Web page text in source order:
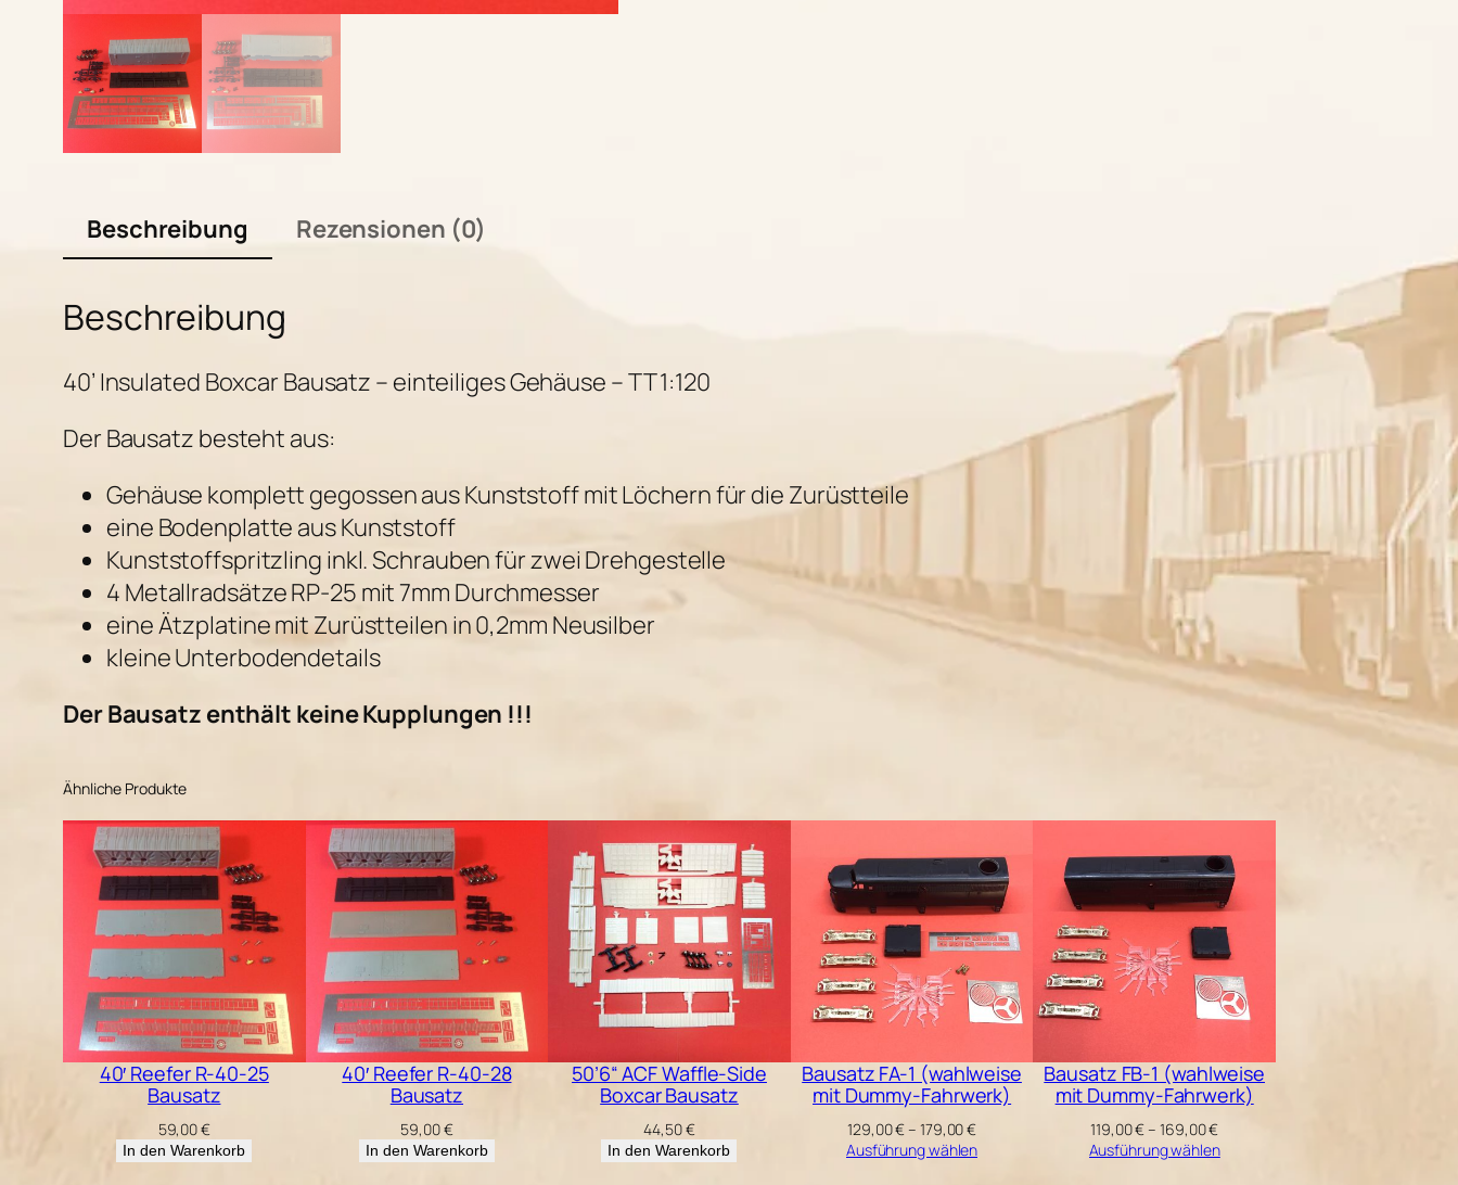
Beschreibung Rezensionen (0)
Beschreibung
40’ Insulated Boxcar Bausatz – einteiliges Gehäuse – TT 1:120
Der Bausatz besteht aus:
Gehäuse komplett gegossen aus Kunststoff mit Löchern für die Zurüstteile
eine Bodenplatte aus Kunststoff
Kunststoffspritzling inkl. Schrauben für zwei Drehgestelle
4 Metallradsätze RP-25 mit 7mm Durchmesser
eine Ätzplatine mit Zurüstteilen in 0,2mm Neusilber
kleine Unterbodendetails
Der Bausatz enthält keine Kupplungen !!!
Ähnliche Produkte
40′ Reefer R-40-25
Bausatz
59,00€
In den Warenkorb
40′ Reefer R-40-28
Bausatz
59,00€
In den Warenkorb
50’6“ ACF Waffle-Side
Boxcar Bausatz
44,50€
In den Warenkorb
Bausatz FA-1 (wahlweise
mit Dummy-Fahrwerk)
129,00€– 179,00€Preisspanne:
129,00 €
Ausführung wählen
Bausatz FB-1 (wahlweise
mit Dummy-Fahrwerk)
119,00€–169,00€Preisspanne:
119,00 €
Ausführung wählen